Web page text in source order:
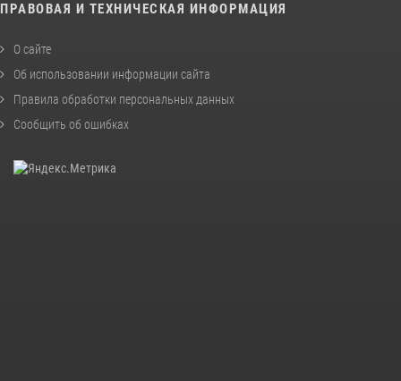
ПРАВОВАЯ И ТЕХНИЧЕСКАЯ ИНФОРМАЦИЯ
О сайте
Об использовании информации сайта
Правила обработки персональных данных
Сообщить об ошибках